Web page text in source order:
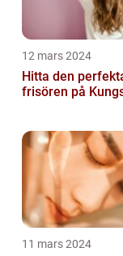
12 mars 2024
Hitta den
frisören på
11 mars 2024